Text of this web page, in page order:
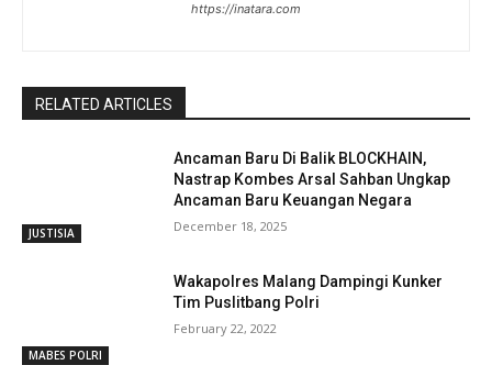
https://inatara.com
RELATED ARTICLES
JUSTISIA
Ancaman Baru Di Balik BLOCKHAIN,
Nastrap Kombes Arsal Sahban Ungkap
Ancaman Baru Keuangan Negara
December 18, 2025
MABES POLRI
Wakapolres Malang Dampingi Kunker
Tim Puslitbang Polri
February 22, 2022